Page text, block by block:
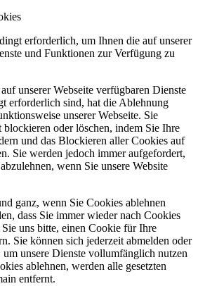
erforderlich, um Ihnen die auf unserer
und Funktionen zur Verfügung zu
unserer Webseite verfügbaren Dienste
erforderlich sind, hat die Ablehnung
unserer Webseite. Sie
oder löschen, indem Sie Ihre
und das Blockieren aller Cookies auf
Sie werden jedoch immer aufgefordert,
wenn Sie unsere Website
ganz, wenn Sie Cookies ablehnen
dass Sie immer wieder nach Cookies
uns bitte, einen Cookie für Ihre
Sie können sich jederzeit abmelden oder
um unsere Dienste vollumfänglich nutzen
ablehnen, werden alle gesetzten
entfernt.